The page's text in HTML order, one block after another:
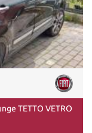
TETTO VETRO